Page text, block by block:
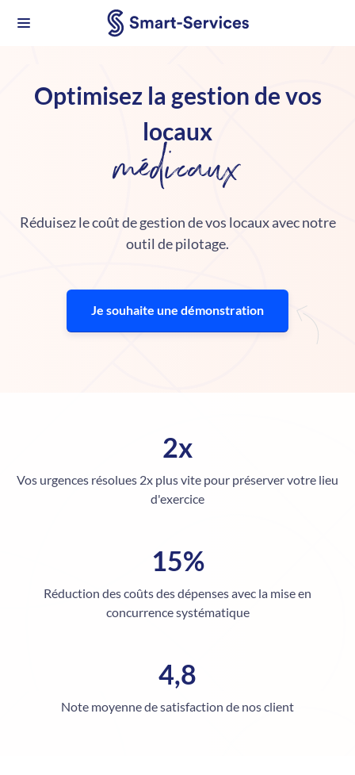
Optimisez la gestion de vos
locaux
médicaux
Réduisez le coût de gestion de vos locaux avec notre
outil de pilotage.
Je souhaite une démonstration
2x
Vos urgences résolues 2x plus vite pour préserver votre lieu
d'exercice
15%
Réduction des coûts des dépenses avec la mise en
concurrence systématique
4,8
Note moyenne de satisfaction de nosclient